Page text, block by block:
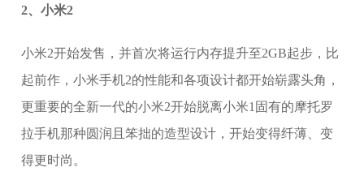
2、小米2
小米2开始发售，并首次将运行内存提升至2GB起步，比
起前作，小米手机2的性能和各项设计都开始崭露头角，
更重要的全新一代的小米2开始脱离小米1固有的摩托罗
拉手机那种圆润且笨拙的造型设计，开始变得纤薄、变
得更时尚。